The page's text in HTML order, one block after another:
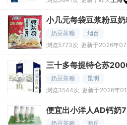
小几元每袋豆浆粉豆
奶豆茶糖
烟台
浏览5773次 更新于2026年
三十多每提特仑苏
奶豆茶糖
昆明
浏览3544次 更新于2026年
便宜出小洋人AD钙奶
奶豆茶糖
商丘